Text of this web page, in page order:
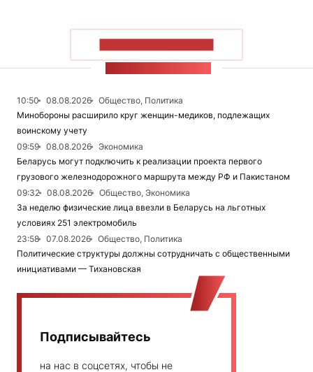
10:50 08.08.2026
Общество, Политика
Минобороны расширило круг женщин-медиков, подлежащих
воинскому учету
09:59
08.08.2026
Экономика
Беларусь могут подключить к реализации проекта первого
грузового железнодорожного маршрута между РФ и Пакистаном
09:32
08.08.2026
Общество, Экономика
За неделю физические лица ввезли в Беларусь на льготных
условиях 251 электромобиль
23:58
07.08.2026
Общество, Политика
Политические структуры должны сотрудничать с общественными
инициативами — Тихановская
Подписывайтесь
на нас в соцсетях, чтобы не